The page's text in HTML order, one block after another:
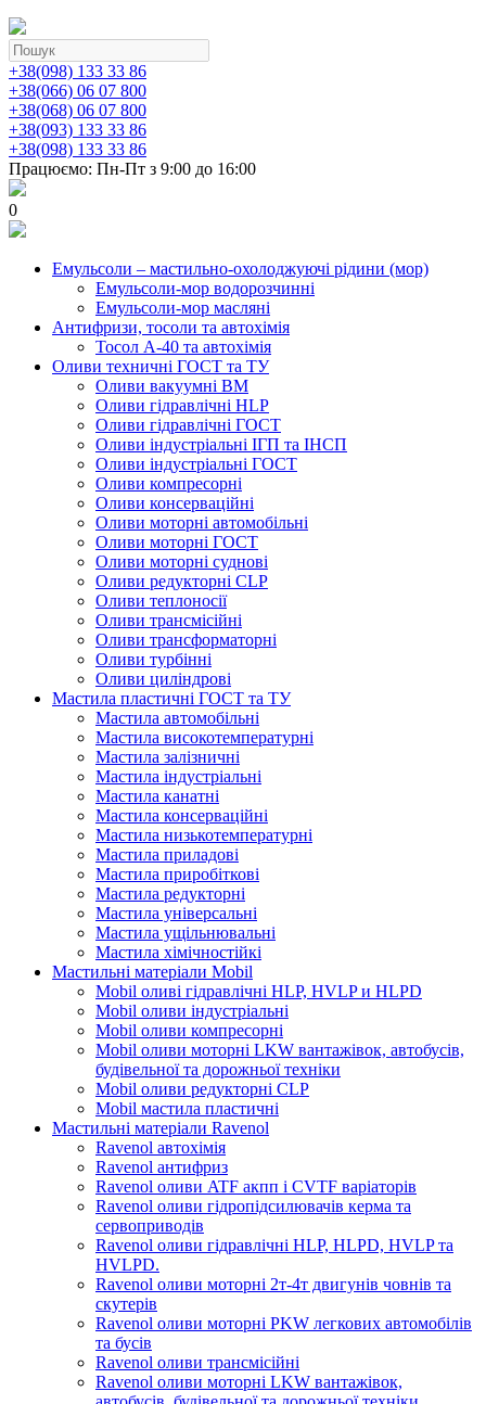
+38(098) 133 33 86
+38(066) 06 07 800
+38(068) 06 07 800
+38(093) 133 33 86
+38(098) 133 33 86
Працюємо: Пн-Пт з 9:00 до 16:00
0
Емульсоли – мастильно-охолоджуючі рідини (мор)
Емульсоли-мор водорозчинні
Емульсоли-мор масляні
Антифризи, тосоли та автохімія
Тосол А-40 та автохімія
Оливи техничні ГОСТ та ТУ
Оливи вакуумні ВМ
Оливи гідравлічні HLP
Оливи гідравлічні ГОСТ
Оливи індустріальні ІГП та ІНСП
Оливи індустріальні ГОСТ
Оливи компресорні
Оливи консерваційні
Оливи моторні автомобільні
Оливи моторні ГОСТ
Оливи моторні суднові
Оливи редукторні CLP
Оливи теплоносії
Оливи трансмісійні
Оливи трансформаторні
Оливи турбінні
Оливи циліндрові
Мастила пластичні ГОСТ та ТУ
Мастила автомобільні
Мастила високотемпературні
Мастила залізничні
Мастила індустріальні
Мастила канатні
Мастила консерваційні
Мастила низькотемпературні
Мастила приладові
Мастила приробіткові
Мастила редукторні
Мастила універсальні
Мастила ущільнювальні
Мастила хімічностійкі
Мастильні матеріали Mobil
Mobil оливі гідравлічні HLP, HVLP и HLPD
Mobil оливи індустріальні
Mobil оливи компресорні
Mobil оливи моторні LKW вантажівок, автобусів,
будівельної та дорожньої техніки
Mobil оливи редукторні CLP
Mobil мастила пластичні
Мастильні матеріали Ravenol
Ravenol автохімія
Ravenol антифриз
Ravenol оливи ATF акпп і CVTF варіаторів
Ravenol оливи гідропідсилювачів керма та
сервоприводів
Ravenol оливи гідравлічні HLP, HLPD, HVLP та
HVLPD.
Ravenol оливи моторні 2т-4т двигунів човнів та
скутерів
Ravenol оливи моторні PKW легкових автомобілів
та бусів
Ravenol оливи трансмісійні
Ravenol оливи моторні LKW вантажівок,